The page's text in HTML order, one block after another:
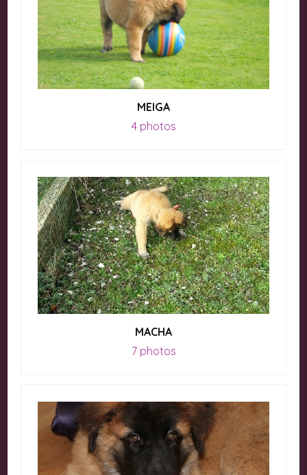
MEIGA
4 photos
MACHA
7 photos